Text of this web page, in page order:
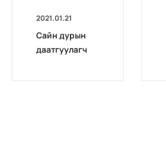
2021.01.21
Сайн дурын
даатгуулагч